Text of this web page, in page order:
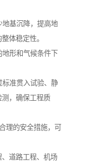
地基沉降，提高地
体稳定性。
形和气候条件下
标准贯入试验、静
，确保工程质
理的安全措施，可
道路工程、机场